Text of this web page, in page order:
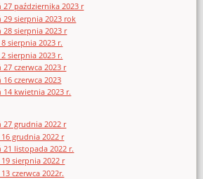
27 października 2023 r
29 sierpnia 2023 rok
28 sierpnia 2023 r
sierpnia 2023 r.
sierpnia 2023 r.
czerwca 2023 r
czerwca 2023
14 kwietnia 2023 r.
27 grudnia 2022 r
grudnia 2022 r
21 listopada 2022 r.
sierpnia 2022 r
czerwca 2022r.